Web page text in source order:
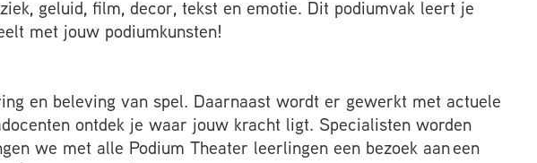
geluid, film, decor, tekst en emotie. Dit podiumvak leert je
met jouw podiumkunsten!
en beleving van spel. Daarnaast wordt er gewerkt met actuele
ontdek je waar jouw kracht ligt. Specialisten worden
we met alle Podium Theater leerlingen een bezoek aan een